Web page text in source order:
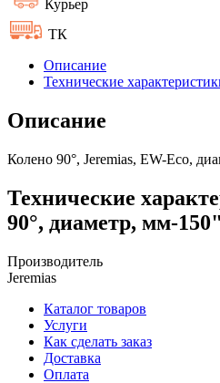
Курьер
ТК
Описание
Технические
Описание
Колено 90°, Jeremias, EW-Eco,
Технические
90°, диаметр, мм-150"
Производитель
Jeremias
Каталог товаров
Услуги
Как сделать заказ
Доставка
Оплата